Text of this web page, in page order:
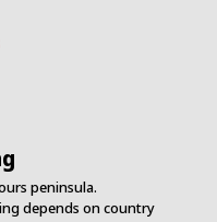
peninsula.
depends on country